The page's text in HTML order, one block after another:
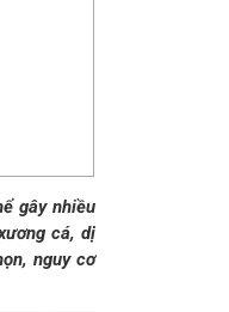
gây nhiều
cá, dị
nguy cơ